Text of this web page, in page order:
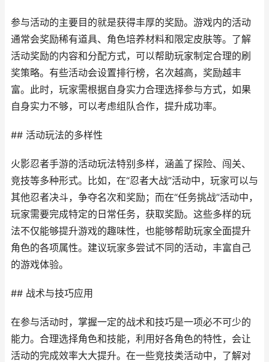
参与活动的主要目的就是获得丰厚的奖励。游戏内的活动
通常会奖励稀有道具、角色培养材料和限定皮肤等。了解
活动奖励的内容和分配方式，可以帮助玩家制定合理的刷
奖策略。有些活动会设置排行榜，名次越高，奖励越丰
富。此时，玩家需根据自身实力合理选择参与方式，如果
自身实力不够，可以考虑组队合作，提升成功率。
## 活动玩法的多样性
火影忍者手游的活动玩法特别多样，涵盖了探险、闯关、
竞技等多种形式。比如，在“忍者大战”活动中，玩家可以与
其他忍者决斗，争夺名次和奖励；而在“任务挑战”活动中，
玩家需要完成特定的日常任务，获取奖励。这些多样的玩
法不仅能够提升游戏的趣味性，也能够帮助玩家全面提升
角色的各项属性。建议玩家多尝试不同的活动，丰富自己
的游戏体验。
## 战术与技巧应用
在参与活动时，掌握一定的战术和技巧是一项必不可少的
能力。合理选择角色和技能，利用好各角色的特性，会让
活动的完成效率大大提升。在一些竞技类活动中，了解对